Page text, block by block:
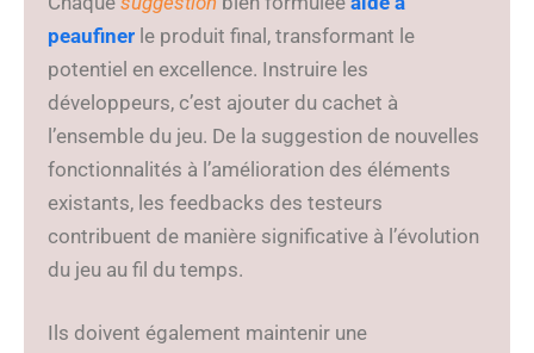
peaufiner le produit final, transformant le
potentiel en excellence. Instruire les
développeurs, c’est ajouter du cachet à
l’ensemble du jeu. De la suggestion de nouvelles
fonctionnalités à l’amélioration des éléments
existants, les feedbacks des testeurs
contribuent de manière significative à l’évolution
du jeu au fil du temps.
Ils doivent également maintenir une